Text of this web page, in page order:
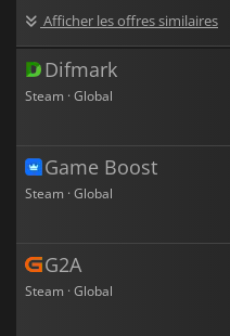
Afficher les offres similaires
Difmark
Steam · Global
Game Boost
Steam · Global
G2A
Steam · Global